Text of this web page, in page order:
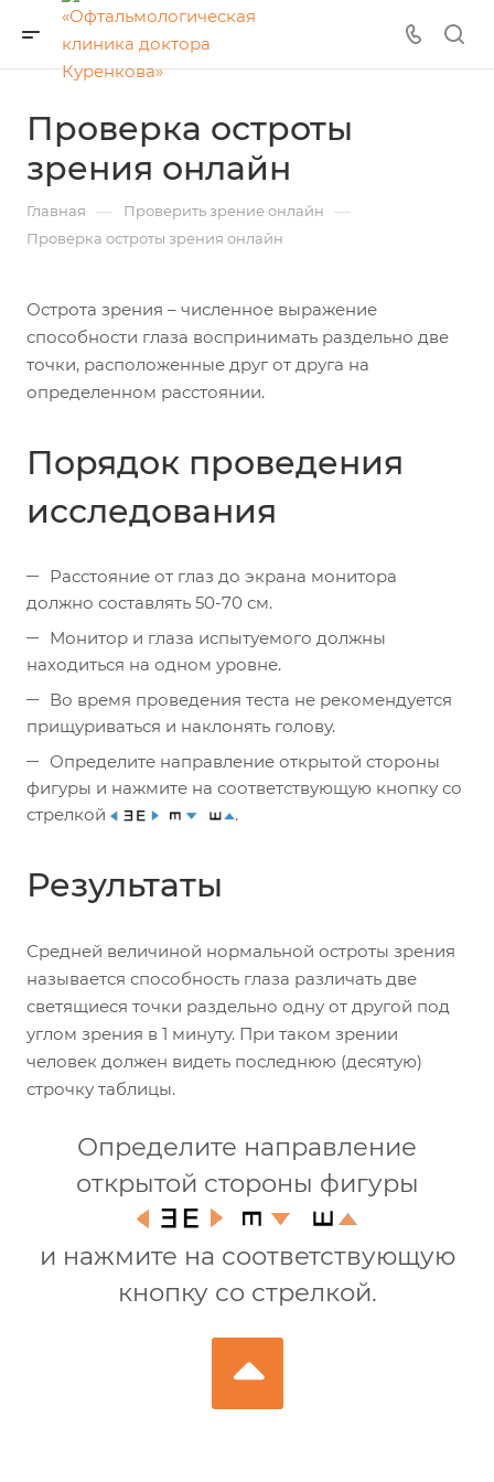
Проверка остроты
зрения онлайн
Главная — Проверить зрение онлайн —
Проверка остроты зрения онлайн
Острота зрения – численное выражение
способности глаза воспринимать раздельно две
точки, расположенные друг от друга на
определенном расстоянии.
Порядок проведения
исследования
Расстояние от глаз до экрана монитора
должно составлять 50-70 см.
Монитор и глаза испытуемого должны
находиться на одном уровне.
Во время проведения теста не рекомендуется
прищуриваться и наклонять голову.
Определите направление открытой стороны
фигуры и нажмите на соответствующую кнопку со
стрелкой
.
Результаты
Средней величиной нормальной остроты зрения
называется способность глаза различать две
светящиеся точки раздельно одну от другой под
углом зрения в 1 минуту. При таком зрении
человек должен видеть последнюю (десятую)
строчку таблицы.
Определите направление
открытой стороны фигуры
и нажмите на соответствующую
кнопку со стрелкой.